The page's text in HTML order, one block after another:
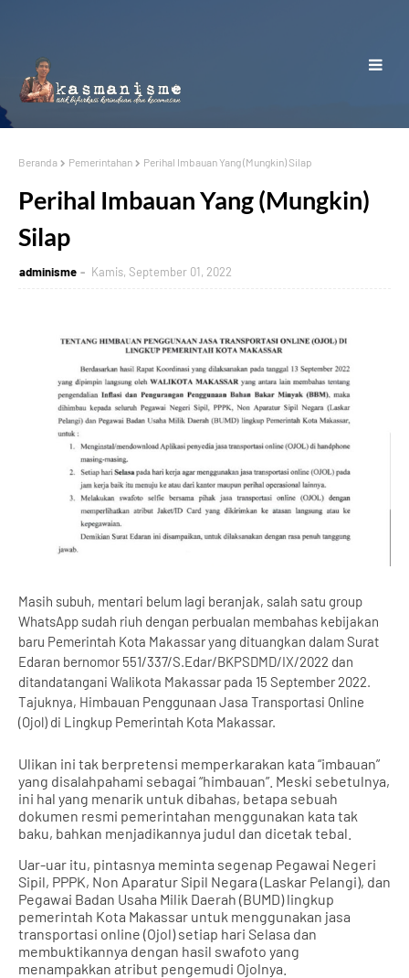
Beranda Pemerintahan Perihal Imbauan Yang (Mungkin) Silap
Perihal Imbauan Yang (Mungkin)
Silap
adminisme Kamis, September 01, 2022
Masih subuh, mentari belum lagi beranjak, salah satu group
WhatsApp sudah riuh dengan perbualan membahas kebijakan
baru Pemerintah Kota Makassar yang dituangkan dalam Surat
Edaran bernomor 551/337/S.Edar/BKPSDMD/IX/2022 dan
ditandatangani Walikota Makassar pada 15 September 2022.
Tajuknya, Himbauan Penggunaan Jasa Transportasi Online
(Ojol) di Lingkup Pemerintah Kota Makassar.
Ulikan ini tak berpretensi memperkarakan kata “imbauan”
yang disalahpahami sebagai “himbauan”. Meski sebetulnya,
ini hal yang menarik untuk dibahas, betapa sebuah
dokumen resmi pemerintahan menggunakan kata tak
baku, bahkan menjadikannya judul dan dicetak tebal.
Uar-uar itu, pintasnya meminta segenap Pegawai Negeri
Sipil, PPPK, Non Aparatur Sipil Negara (Laskar Pelangi), dan
Pegawai Badan Usaha Milik Daerah (BUMD) lingkup
pemerintah Kota Makassar untuk menggunakan jasa
transportasi online (Ojol) setiap hari Selasa dan
membuktikannya dengan hasil swafoto yang
menampakkan atribut pengemudi Ojolnya.